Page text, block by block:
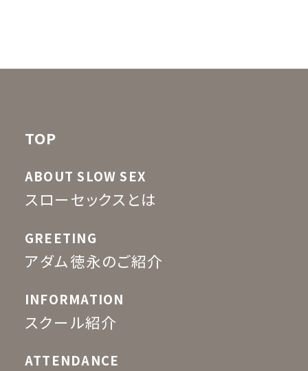
TOP
ABOUT SLOW SEX
スローセックスとは
GREETING
アダム徳永のご紹介
INFORMATION
スクール紹介
ATTENDANCE